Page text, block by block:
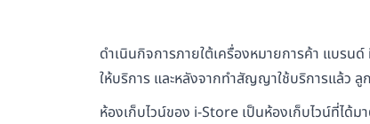
ดำเนินกิจการภายใต้เครื่องหมายการค้า แบรน
ให้บริการ และหลังจากทำสัญญาใช้บริการแล้ว ลู
ห้องเก็บไวน์ของ i-Store เป็นห้องเก็บไวน์ที่ได้